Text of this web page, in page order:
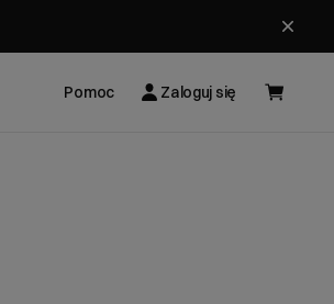
Pomoc Zaloguj się